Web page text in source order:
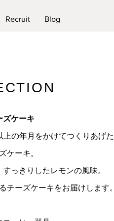
Recruit Blog
ズケーキ
の年月をかけてつくりあげた
ケーキ。
っきりしたレモンの風味。
チーズケーキをお届けします。